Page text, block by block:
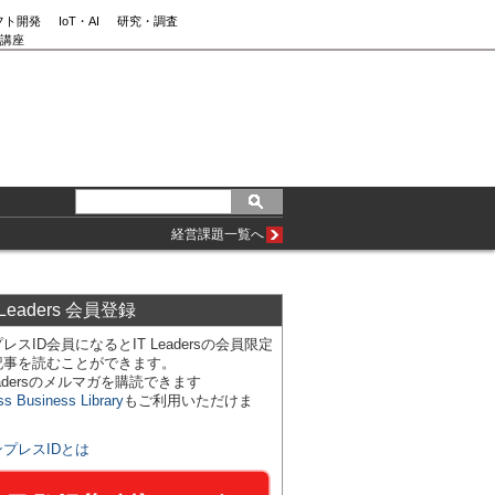
ト開発 IoT・AI
研究・調査
座
経営課題一覧へ
会員登録
スID会員になるとIT Leadersの会員限定
を読むことができます。
のメルマガを購読できます
Business Libraryもご利用いただけま
プレスIDとは